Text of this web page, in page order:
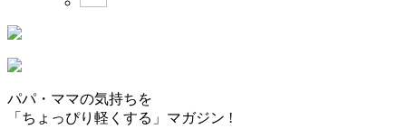
パパ・ママの気持ちを
「ちょっぴり軽くする」マガジン !